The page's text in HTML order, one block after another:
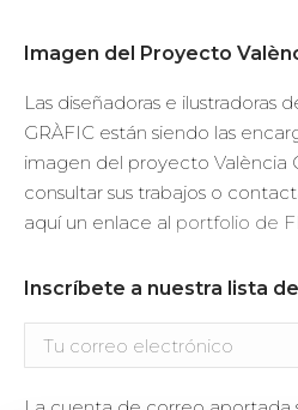
Imagen del Proyecto
Las diseñadoras e ilustradoras
GRÀFIC están siendo las
imagen del proyecto València
consultar sus trabajos o
aquí un enlace al portfolio de
Inscríbete a nuestra lista